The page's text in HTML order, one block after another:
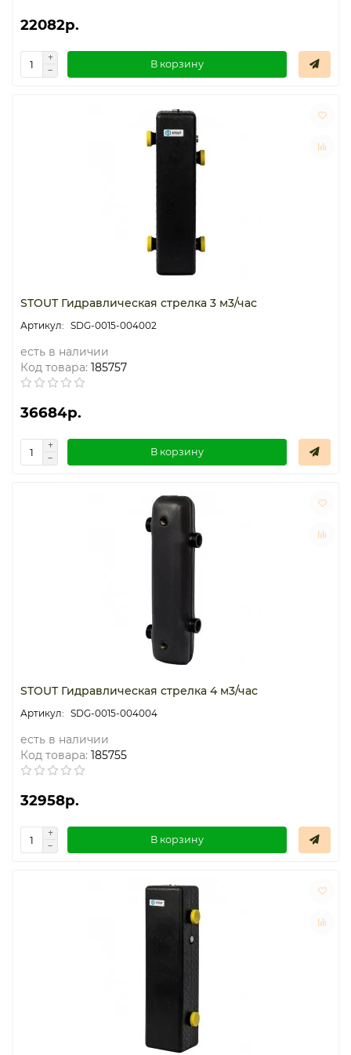
Термостаты капиллярные
Термостаты накладные
Щиты распределительные
22082р.
В корзину
STOUT Гидравлическая стрелка 3 м3/час
SDG-0015-004002
есть в наличии
Код товара: 185757
36684р.
В корзину
STOUT Гидравлическая стрелка 4 м3/час
SDG-0015-004004
есть в наличии
Код товара: 185755
32958р.
В корзину